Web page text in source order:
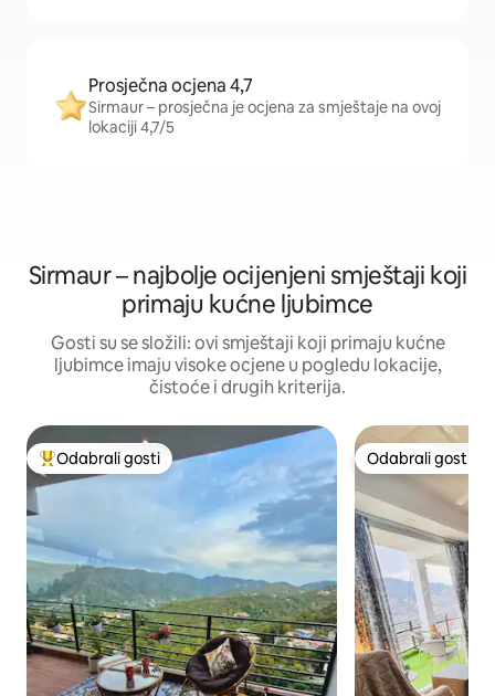
Prosječna ocjena 4,7
Sirmaur – prosječna je ocjena za smještaje na ovoj
lokaciji 4,7/5
Sirmaur – najbolje ocijenjeni smještaji koji
primaju kućne ljubimce
Gosti su se složili: ovi smještaji koji primaju kućne
ljubimce imaju visoke ocjene u pogledu lokacije,
čistoće i drugih kriterija.
Među najviše rangiranima s oznakom „Odabrali gosti”
Odabrali gosti Odabrali gosti
Odabrali gosti